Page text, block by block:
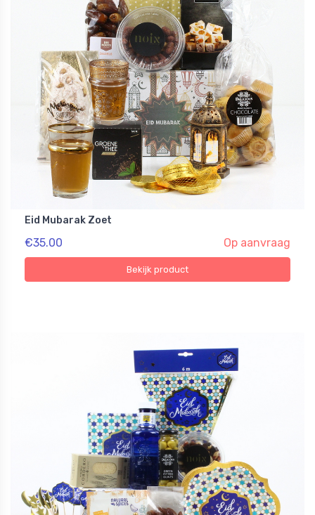
Eid Mubarak Zoet
€35.00 Op aanvraag
Bekijk product